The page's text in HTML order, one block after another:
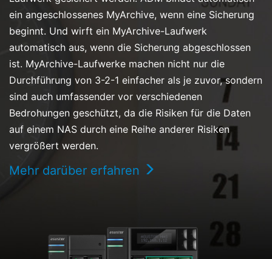
ein angeschlossenes MyArchive, wenn eine Sicherung
beginnt. Und wirft ein MyArchive-Laufwerk
automatisch aus, wenn die Sicherung abgeschlossen
ist. MyArchive-Laufwerke machen nicht nur die
Durchführung von 3-2-1 einfacher als je zuvor, sondern
sind auch umfassender vor verschiedenen
Bedrohungen geschützt, da die Risiken für die Daten
auf einem NAS durch eine Reihe anderer Risiken
vergrößert werden.
Mehr darüber erfahren